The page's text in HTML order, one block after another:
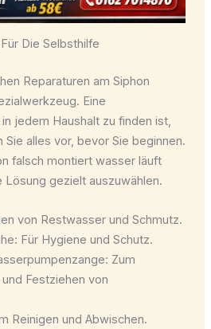
Die Selbsthilfe
Reparaturen am Siphon
Eine
jedem Haushalt zu finden ist,
alles vor, bevor Sie beginnen.
falsch montiert wasser läuft
gezielt auszuwählen.
von Restwasser und Schmutz.
Für Hygiene und Schutz.
Zum
Festziehen von
Reinigen und Abwischen.